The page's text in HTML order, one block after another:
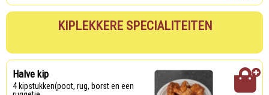
KIPLEKKERE SPECIALITEITEN
Halve kip
4 kipstukken(poot, rug, borst en een